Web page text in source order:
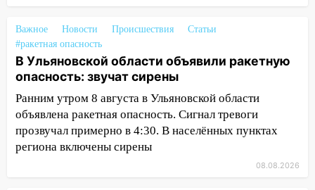
13:30
В Ульяновске транспортные
полицейские проведут акцию «Час
пассажира»
13:20 В Ульяновске за один день
обокрали женщину на пляже и
подростка в сквере
13:01 В Димитровграде мужчина
выбросил из машины страйкбольную
Важное Новости Происшествия
Статьи
#ракетная опасность
В Ульяновской области объявили ракетную
опасность: звучат сирены
Ранним утром 8 августа в Ульяновской области
объявлена ракетная опасность. Сигнал тревоги
прозвучал примерно в 4:30. В населённых пунктах
региона включены сирены
08.08.2026